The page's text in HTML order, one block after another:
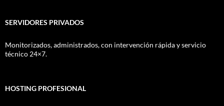
SERVIDORES PRIVADOS
Monitorizados, administrados, con intervención rápida y servicio
técnico 24×7.
HOSTING PROFESIONAL